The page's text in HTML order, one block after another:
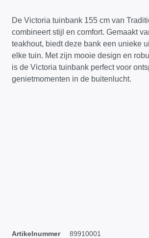
De Victoria tuinbank 155 cm van
combineert stijl en comfort. Gemaakt
teakhout, biedt deze bank een unieke
elke tuin. Met zijn mooie design en
is de Victoria tuinbank perfect voor
genietmomenten in de buitenlucht.
Artikelnummer
89910001